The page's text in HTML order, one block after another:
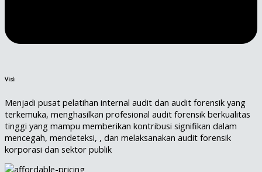
Visi
Menjadi pusat pelatihan internal audit dan audit forensik yang
terkemuka, menghasilkan profesional audit forensik berkualitas
tinggi yang mampu memberikan kontribusi signifikan dalam
mencegah, mendeteksi, , dan melaksanakan audit forensik
korporasi dan sektor publik